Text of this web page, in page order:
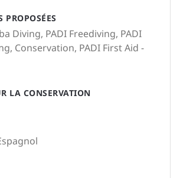
PROPOSÉES
Diving, PADI Freediving, PADI
Conservation, PADI First Aid -
LA CONSERVATION